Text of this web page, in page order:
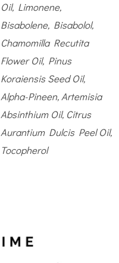
Oil, Limonene,
Bisabolene, Bisabolol,
Chamomilla Recutita
Flower Oil, Pinus
Koraiensis Seed Oil,
Alpha-Pineen, Artemisia
Absinthium Oil, Citrus
Aurantium Dulcis Peel Oil,
Tocopherol